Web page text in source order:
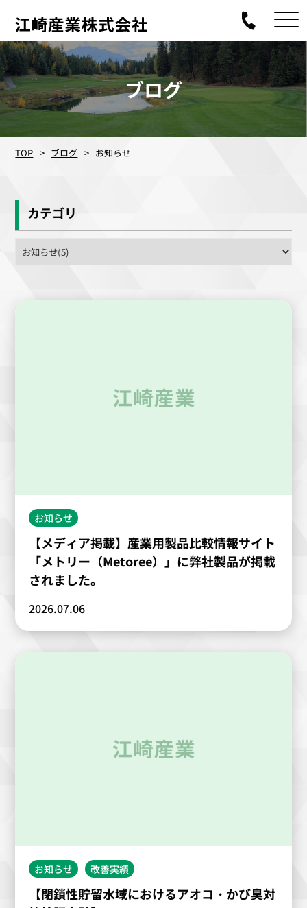
ブログ
TOP ブログ お知らせ
カテゴリ
お知らせ
【メディア掲載】産業用製品比較情報サイト
「メトリー（Metoree）」に弊社製品が掲載
されました。
2026.07.06
お知らせ 改善実績
【閉鎖性貯留水域におけるアオコ・かび臭対